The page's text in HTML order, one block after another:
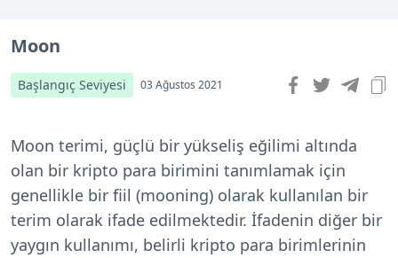
Moon
Başlangıç Seviyesi 03 Ağustos 2021
Moon terimi, güçlü bir yükseliş eğilimi altında
olan bir kripto para birimini tanımlamak için
genellikle bir fiil (mooning) olarak kullanılan bir
terim olarak ifade edilmektedir. İfadenin diğer bir
yaygın kullanımı, belirli kripto para birimlerinin